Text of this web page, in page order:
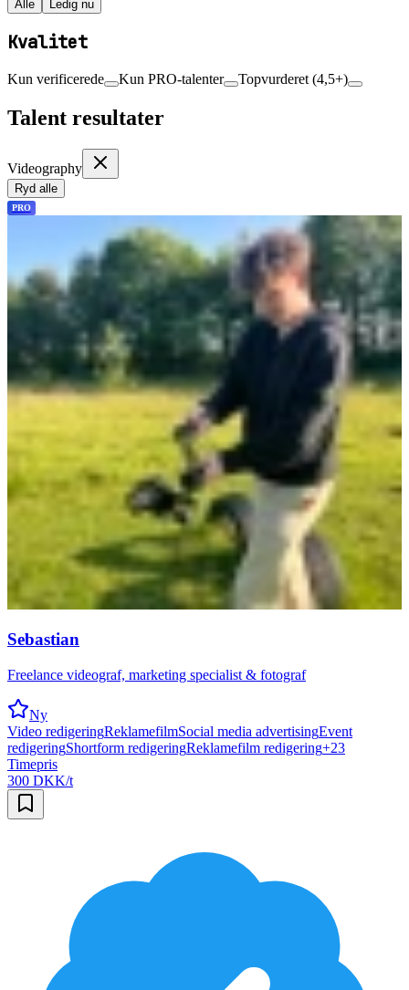
Alle Ledig nu
Kvalitet
Kun verificerede Kun PRO-talenter Topvurderet (4,5+)
Talent resultater
Videography
Ryd alle
PRO
Sebastian
Freelance videograf, marketing specialist & fotograf
Ny
Video redigeringReklamefilmSocial media advertisingEvent
redigeringShortform redigeringReklamefilm redigering+23
Timepris
300 DKK/t